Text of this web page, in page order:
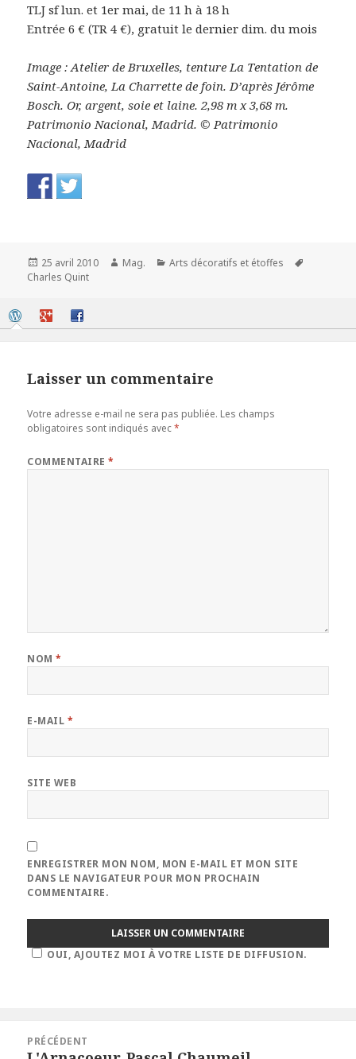
TLJ sf lun. et 1er mai, de 11 h à 18 h
Entrée 6 € (TR 4 €), gratuit le dernier dim. du mois
Image : Atelier de Bruxelles, tenture La Tentation de
Saint-Antoine, La Charrette de foin. D’après Jérôme
Bosch. Or, argent, soie et laine. 2,98 m x 3,68 m.
Patrimonio Nacional, Madrid. © Patrimonio
Nacional, Madrid
Publié
le
25 avril 2010 Auteur
Mag. Catégories
Arts décoratifs et étoffes
Charles Quint
Laisser un commentaire
Votre adresse e-mail ne sera pas publiée. Les champs
obligatoires sont indiqués avec*
COMMENTAIRE*
NOM*
E-MAIL *
SITE WEB
ENREGISTRER MON NOM, MON E-MAIL ET MON SITE
DANS LE NAVIGATEUR POUR MON PROCHAIN
COMMENTAIRE.
OUI, AJOUTEZ MOI À VOTRE LISTE DE DIFFUSION.
PRÉCÉDENT